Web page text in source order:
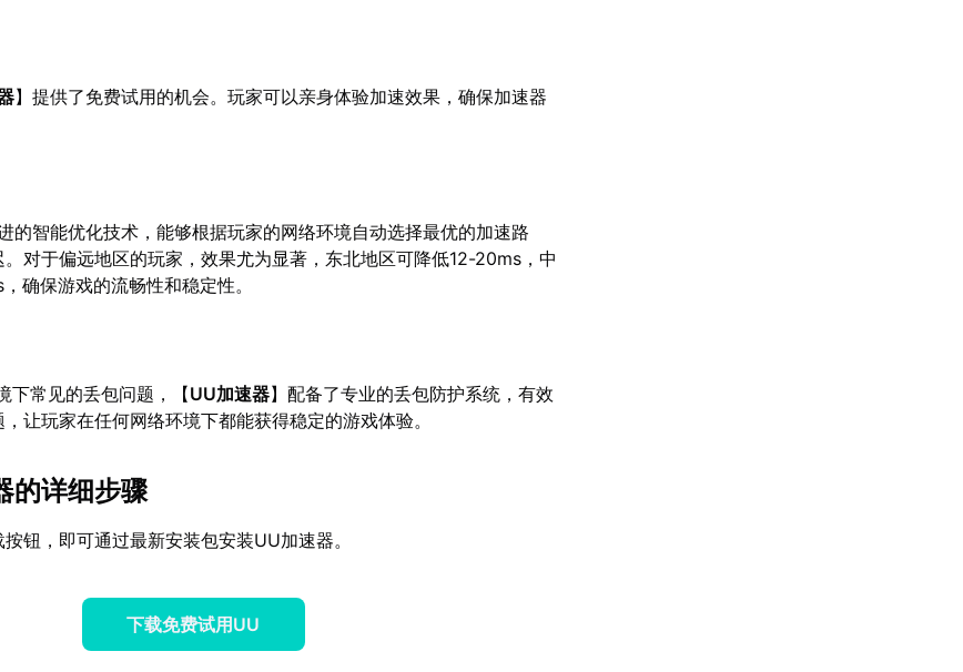
】提供了免费试用的机会。玩家可以亲身体验加速效果，确保加速器
的智能优化技术，能够根据玩家的网络环境自动选择最优的加速路
对于偏远地区的玩家，效果尤为显著，东北地区可降低12-20ms，中
确保游戏的流畅性和稳定性。
下常见的丢包问题，【UU加速器】配备了专业的丢包防护系统，有效
让玩家在任何网络环境下都能获得稳定的游戏体验。
的详细步骤
钮，即可通过最新安装包安装UU加速器。
下载免费试用UU